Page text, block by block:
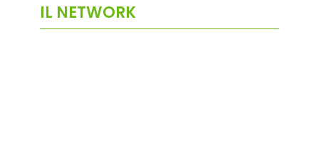
IL NETWORK